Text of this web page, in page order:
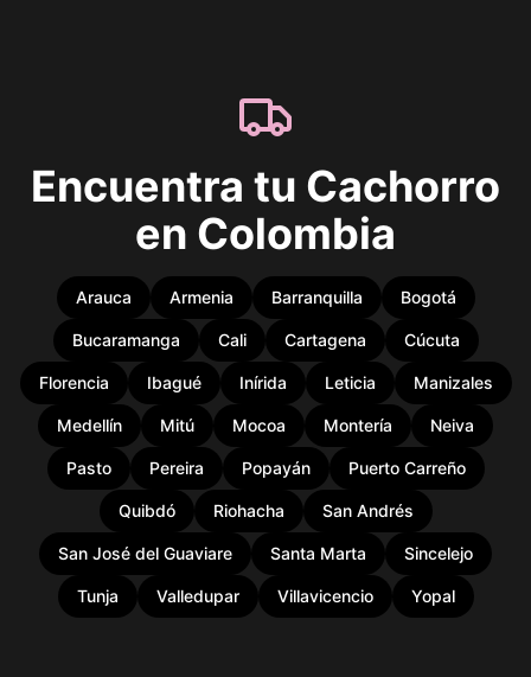
Encuentra tu Cachorro
en Colombia
Arauca Armenia Barranquilla Bogotá
Bucaramanga Cali Cartagena Cúcuta
Florencia Ibagué Inírida Leticia Manizales
Medellín Mitú Mocoa Montería Neiva
Pasto Pereira Popayán Puerto Carreño
Quibdó Riohacha San Andrés
San José del Guaviare Santa Marta Sincelejo
Tunja Valledupar Villavicencio Yopal